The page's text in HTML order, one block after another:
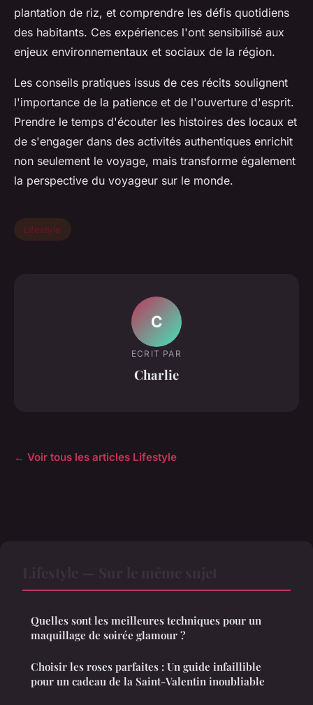
plantation de riz, et comprendre les défis quotidiens
des habitants. Ces expériences l'ont sensibilisé aux
enjeux environnementaux et sociaux de la région.
Les conseils pratiques issus de ces récits soulignent
l'importance de la patience et de l'ouverture d'esprit.
Prendre le temps d'écouter les histoires des locaux et
de s'engager dans des activités authentiques enrichit
non seulement le voyage, mais transforme également
la perspective du voyageur sur le monde.
Lifestyle
C
ECRIT PAR
Charlie
← Voir tous les articles Lifestyle
Quelles sont les meilleures techniques pour un
maquillage de soirée glamour ?
Choisir les roses parfaites : Un guide infaillible
pour un cadeau de la Saint-Valentin inoubliable